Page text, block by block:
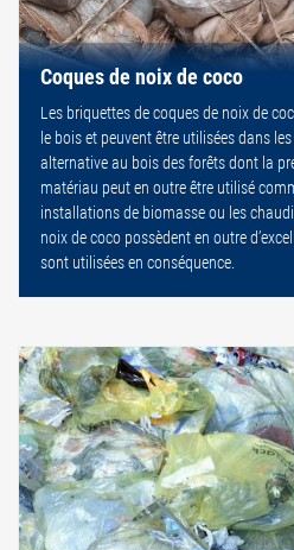
Coques de noix de coco
Les briquettes de coques de noix de
le bois et peuvent être utilisées dans
alternative au bois des forêts dont la
matériau peut en outre être utilisé
installations de biomasse ou les
noix de coco possèdent en outre
sont utilisées en conséquence.